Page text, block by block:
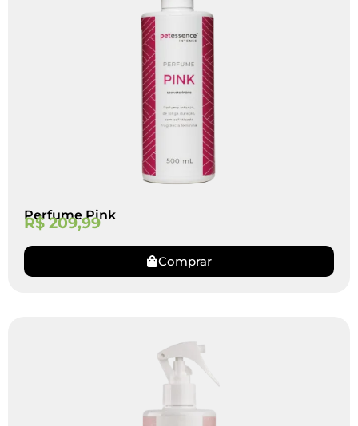
Perfume Pink
R$209,99
Comprar